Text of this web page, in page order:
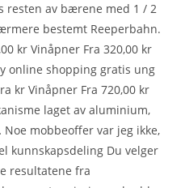
resten av bærene med 1 / 2
bestemt Reeperbahn.
kr Vinåpner Fra 320,00 kr
online shopping gratis ung
kr Vinåpner Fra 720,00 kr
laget av aluminium,
mobbeoffer var jeg ikke,
kunnskapsdeling Du velger
resultatene fra